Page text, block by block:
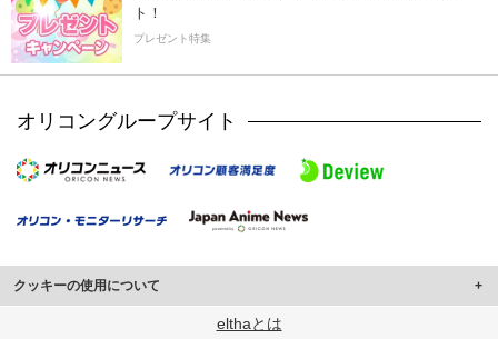
ト！
プレゼント特集
オリコングループサイト
クッキーの使用について
このサイトでは Cookie を使用して、ユーザーに合わせたコンテンツや広告の
elthaとは